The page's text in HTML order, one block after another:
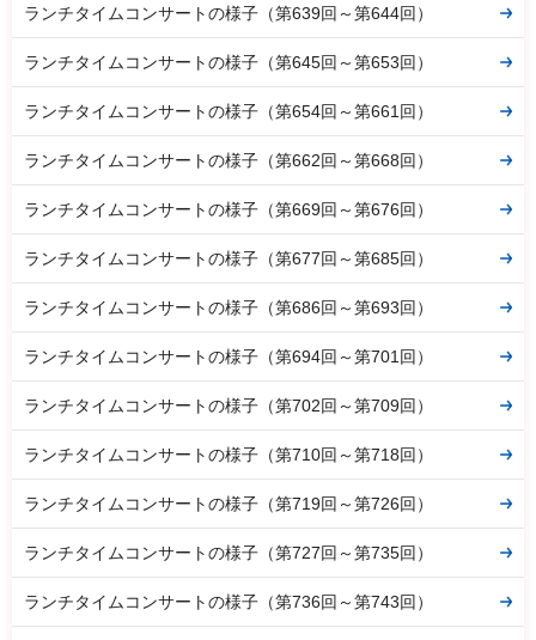
ランチタイムコンサートの様子（第639回～第644回）
ランチタイムコンサートの様子（第645回～第653回）
ランチタイムコンサートの様子（第654回～第661回）
ランチタイムコンサートの様子（第662回～第668回）
ランチタイムコンサートの様子（第669回～第676回）
ランチタイムコンサートの様子（第677回～第685回）
ランチタイムコンサートの様子（第686回～第693回）
ランチタイムコンサートの様子（第694回～第701回）
ランチタイムコンサートの様子（第702回～第709回）
ランチタイムコンサートの様子（第710回～第718回）
ランチタイムコンサートの様子（第719回～第726回）
ランチタイムコンサートの様子（第727回～第735回）
ランチタイムコンサートの様子（第736回～第743回）